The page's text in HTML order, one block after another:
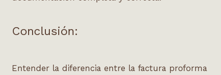
Conclusión:
Entender la diferencia entre la factura proforma